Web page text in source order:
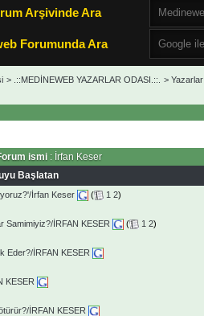
Arşivinde Ara
Forumunda Ara
> .::MEDİNEWEB YAZARLAR ODASI.::. > Yazarlar
ismi : İrfan Keser
Başlatan
İrfan Keser
( 1 2)
Samimiyiz?/İRFAN KESER ( 1 2)
Eder?/İRFAN KESER
KESER
İRFAN KESER